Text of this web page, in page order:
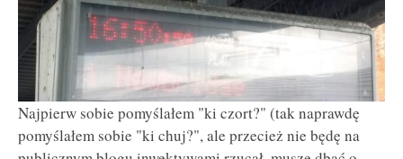
Najpierw sobie pomyślałem "ki czort?" (tak naprawdę
pomyślałem sobie "ki chuj?", ale przecież nie będę na